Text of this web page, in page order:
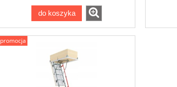
do koszyka
promocja